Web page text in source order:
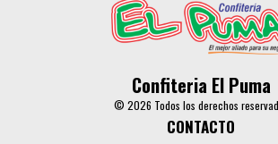
Confiteria El Puma
© 2026 Todos los derechos
CONTACTO